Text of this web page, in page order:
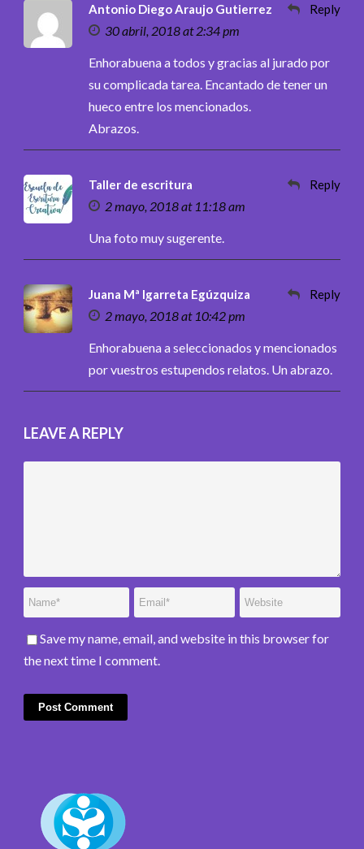
Antonio Diego Araujo Gutierrez
30 abril, 2018 at 2:34 pm
Reply
Enhorabuena a todos y gracias al jurado por
su complicada tarea. Encantado de tener un
hueco entre los mencionados.
Abrazos.
Taller de escritura
2 mayo, 2018 at 11:18 am
Reply
Una foto muy sugerente.
Juana Mª Igarreta Egúzquiza
2 mayo, 2018 at 10:42 pm
Reply
Enhorabuena a seleccionados y mencionados
por vuestros estupendos relatos. Un abrazo.
LEAVE A REPLY
Save my name, email, and website in this browser for
the next time I comment.